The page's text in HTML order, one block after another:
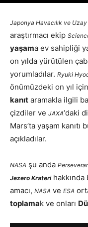
Japonya Havacılık ve Uzay
araştırmacı ekip
yaşama ev sahipliği
on yılda yürütülen
yorumladılar. Ryuki
önümüzdeki on yıl
kanıt aramakla ilgili
çizdiler ve JAXA‘daki
Mars’ta yaşam kanıtı
açıkladılar.
NASA şu anda
Jezero Kraterihakkında
amacı, NASA ve ESA
toplamak ve onları